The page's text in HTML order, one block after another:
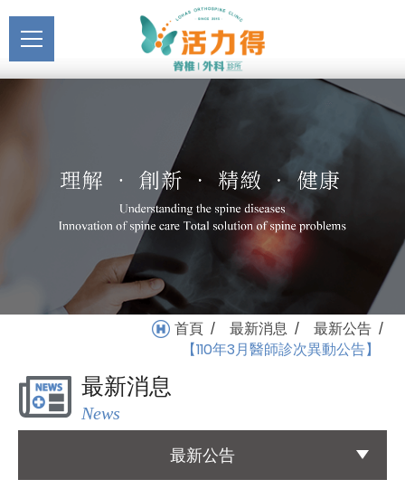
【110年3月醫師診次異動公
告】_最新公告_最新消息 |
活力得脊椎外科診所
主選單關於活力得
醫療服務
Medical Service
Registration
就醫指南
Medical Instruction
衛教專區
Health Education
首頁 / 最新消息 / 最新公告 /
【110年3月醫師診次異動公告】
最新消息
News
最新公告